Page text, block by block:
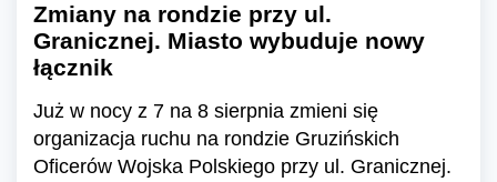
Zmiany na rondzie przy ul.
Granicznej. Miasto wybuduje nowy
łącznik
Już w nocy z 7 na 8 sierpnia zmieni się
organizacja ruchu na rondzie Gruzińskich
Oficerów Wojska Polskiego przy ul. Granicznej.